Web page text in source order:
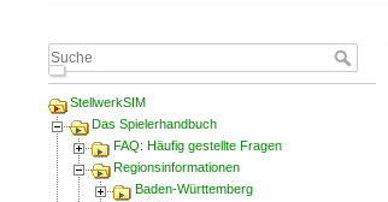
StellwerkSIM
Das Spielerhandbuch
FAQ: Häufig gestellte Fragen
Regionsinformationen
Baden-Württemberg